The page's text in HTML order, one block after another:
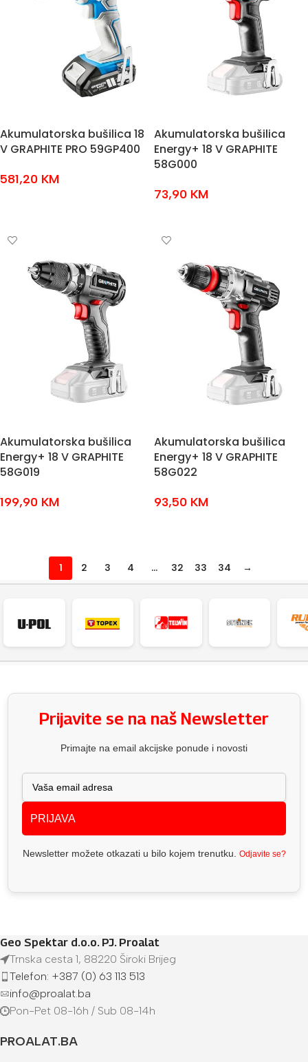
Akumulatorska bušilica 18
V GRAPHITE PRO 59GP400
581,20 KM
Akumulatorska bušilica
Energy+ 18 V GRAPHITE
58G000
73,90 KM
Akumulatorska bušilica
Energy+ 18 V GRAPHITE
58G019
199,90 KM
Akumulatorska bušilica
Energy+ 18 V GRAPHITE
58G022
93,50 KM
1 2 3 4 … 32 33 34 →
Prijavite se na naš Newsletter
Primajte na email akcijske ponude i novosti
PRIJAVA
Newsletter možete otkazati u bilo kojem trenutku. Odjavite se?
Geo Spektar d.o.o. PJ. Proalat
Trnska cesta 1, 88220 Široki Brijeg
Telefon: +387 (0) 63 113 513
info@proalat.ba
Pon-Pet 08-16h / Sub 08-14h
PROALAT.BA